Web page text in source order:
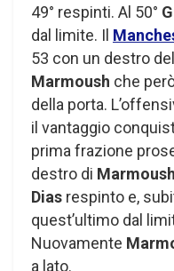
49° respinti. Al 50°
dal limite. Il
53 con un destro
Marmoush che
della porta.
il vantaggio
prima frazione
destro di Marmoush
Dias respinto e,
quest’ultimo dal
Nuovamente
a lato.